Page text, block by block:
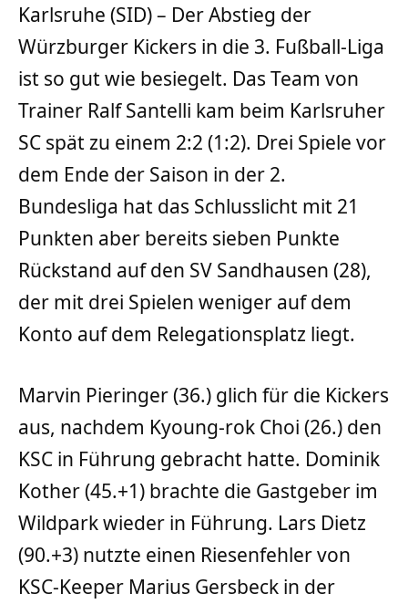
Karlsruhe (SID) – Der Abstieg der
Würzburger Kickers in die 3. Fußball-Liga
ist so gut wie besiegelt. Das Team von
Trainer Ralf Santelli kam beim Karlsruher
SC spät zu einem 2:2 (1:2). Drei Spiele vor
dem Ende der Saison in der 2.
Bundesliga hat das Schlusslicht mit 21
Punkten aber bereits sieben Punkte
Rückstand auf den SV Sandhausen (28),
der mit drei Spielen weniger auf dem
Konto auf dem Relegationsplatz liegt.
Marvin Pieringer (36.) glich für die Kickers
aus, nachdem Kyoung-rok Choi (26.) den
KSC in Führung gebracht hatte. Dominik
Kother (45.+1) brachte die Gastgeber im
Wildpark wieder in Führung. Lars Dietz
(90.+3) nutzte einen Riesenfehler von
KSC-Keeper Marius Gersbeck in der